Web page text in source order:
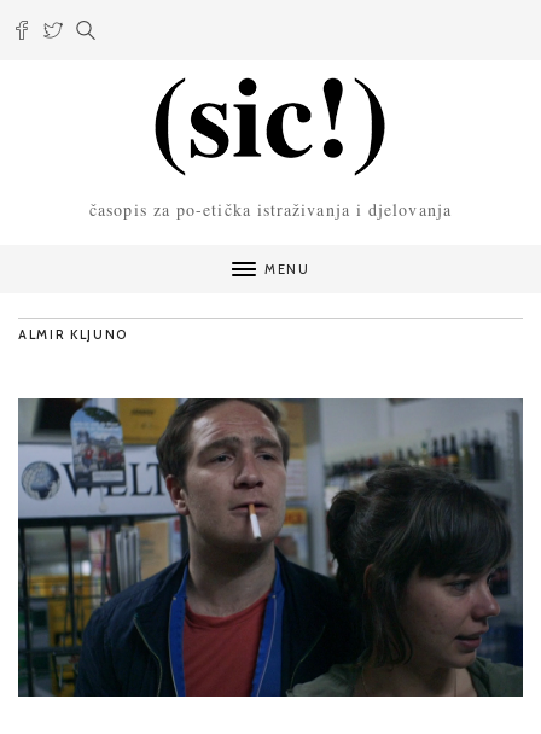
časopis za po-etička istraživanja i djelovanja
MENU
ALMIR KLJUNO